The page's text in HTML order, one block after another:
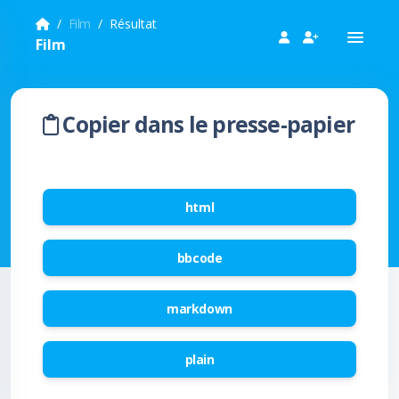
Film Résultat
Film
Copier dans le presse-papier
html
bbcode
markdown
plain